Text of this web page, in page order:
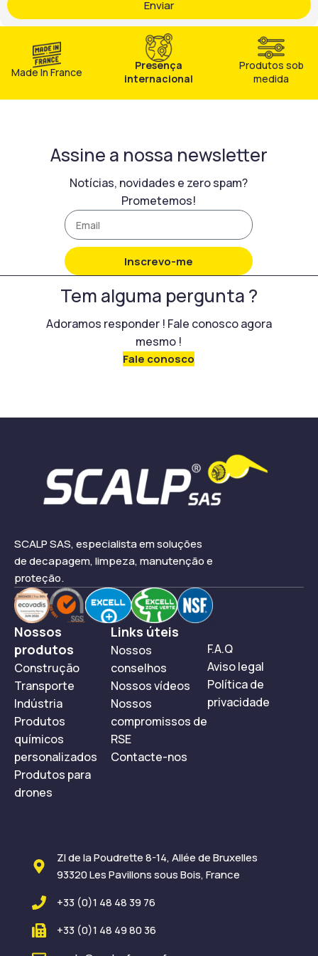
garante uma intervenção
eficaz em diferentes
contextos de obra. Por
fim, a aplicação é simples e
controlada. O utilizador
aplica o produto de forma
escovagem leve, se
garante uma intervenção
eficaz em diferentes
contextos de obra.
Enviar
Made In France
Presença
internacional
Produtos sob
medida
Assine a nossa newsletter
Notícias, novidades e zero spam?
Prometemos!
Inscrevo-me
Tem alguma pergunta ?
Adoramos responder ! Fale conosco agora
mesmo !
Fale conosco
SCALP SAS, especialista em soluções
de decapagem, limpeza, manutenção e
proteção.
Nossos
produtos
Construção
Transporte
Indústria
Produtos
químicos
personalizados
Produtos para
drones
Links úteis
Nossos
conselhos
Nossos vídeos
Nossos
compromissos de
RSE
Contacte-nos
F.A.Q
Aviso legal
Política de
privacidade
ZI de la Poudrette 8-14, Allée de Bruxelles
93320 Les Pavillons sous Bois, France
+33 (0)1 48 48 39 76
+33 (0)1 48 49 80 36